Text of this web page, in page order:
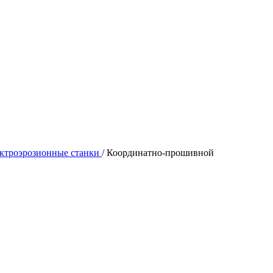
станки / Координатно-прошивной